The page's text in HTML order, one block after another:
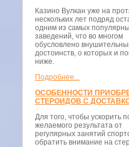
Казино Вулкан уже на
нескольких лет подряд
одним из самых
заведений, что во многом
обусловлено
достоинств, о которых и
ниже.
Подробнее...
ОСОБЕННОСТИ
СТЕРОИДОВ С
Для того, чтобы ускорить
желаемого результата от
регулярных занятий
обратить внимание на